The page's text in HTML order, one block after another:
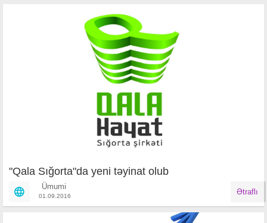
"Qala Sığorta"da yeni təyinat olub
Ümumi
01.09.2016 Ətraflı